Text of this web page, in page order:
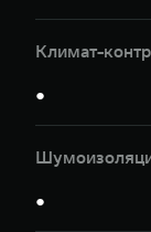
Климат-
●
●